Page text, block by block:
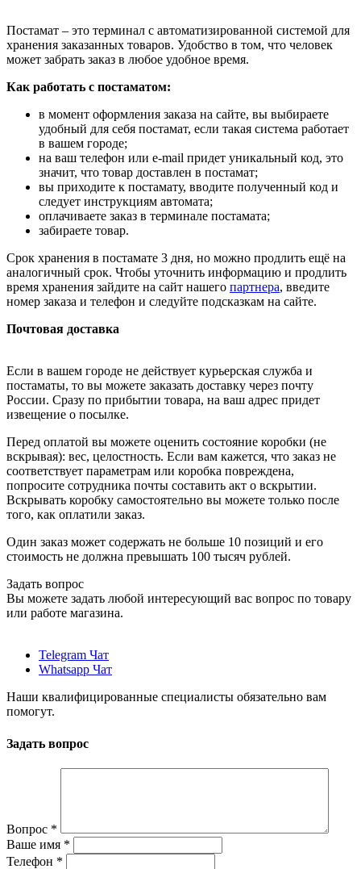
Постамат – это терминал с автоматизированной системой для
хранения заказанных товаров. Удобство в том, что человек
может забрать заказ в любое удобное время.
Как работать с постаматом:
в момент оформления заказа на сайте, вы выбираете
удобный для себя постамат, если такая система работает
в вашем городе;
на ваш телефон или e-mail придет уникальный код, это
значит, что товар доставлен в постамат;
вы приходите к постамату, вводите полученный код и
следует инструкциям автомата;
оплачиваете заказ в терминале постамата;
забираете товар.
Срок хранения в постамате 3 дня, но можно продлить ещё на
аналогичный срок. Чтобы уточнить информацию и продлить
время хранения зайдите на сайт нашего партнера, введите
номер заказа и телефон и следуйте подсказкам на сайте.
Почтовая доставка
Если в вашем городе не действует курьерская служба и
постаматы, то вы можете заказать доставку через почту
России. Сразу по прибытии товара, на ваш адрес придет
извещение о посылке.
Перед оплатой вы можете оценить состояние коробки (не
вскрывая): вес, целостность. Если вам кажется, что заказ не
соответствует параметрам или коробка повреждена,
попросите сотрудника почты составить акт о вскрытии.
Вскрывать коробку самостоятельно вы можете только после
того, как оплатили заказ.
Один заказ может содержать не больше 10 позиций и его
стоимость не должна превышать 100 тысяч рублей.
Задать вопрос
Вы можете задать любой интересующий вас вопрос по товару
или работе магазина.
Telegram Чат
Whatsapp Чат
Наши квалифицированные специалисты обязательно вам
помогут.
Задать вопрос
Вопрос *
Ваше имя *
Телефон *